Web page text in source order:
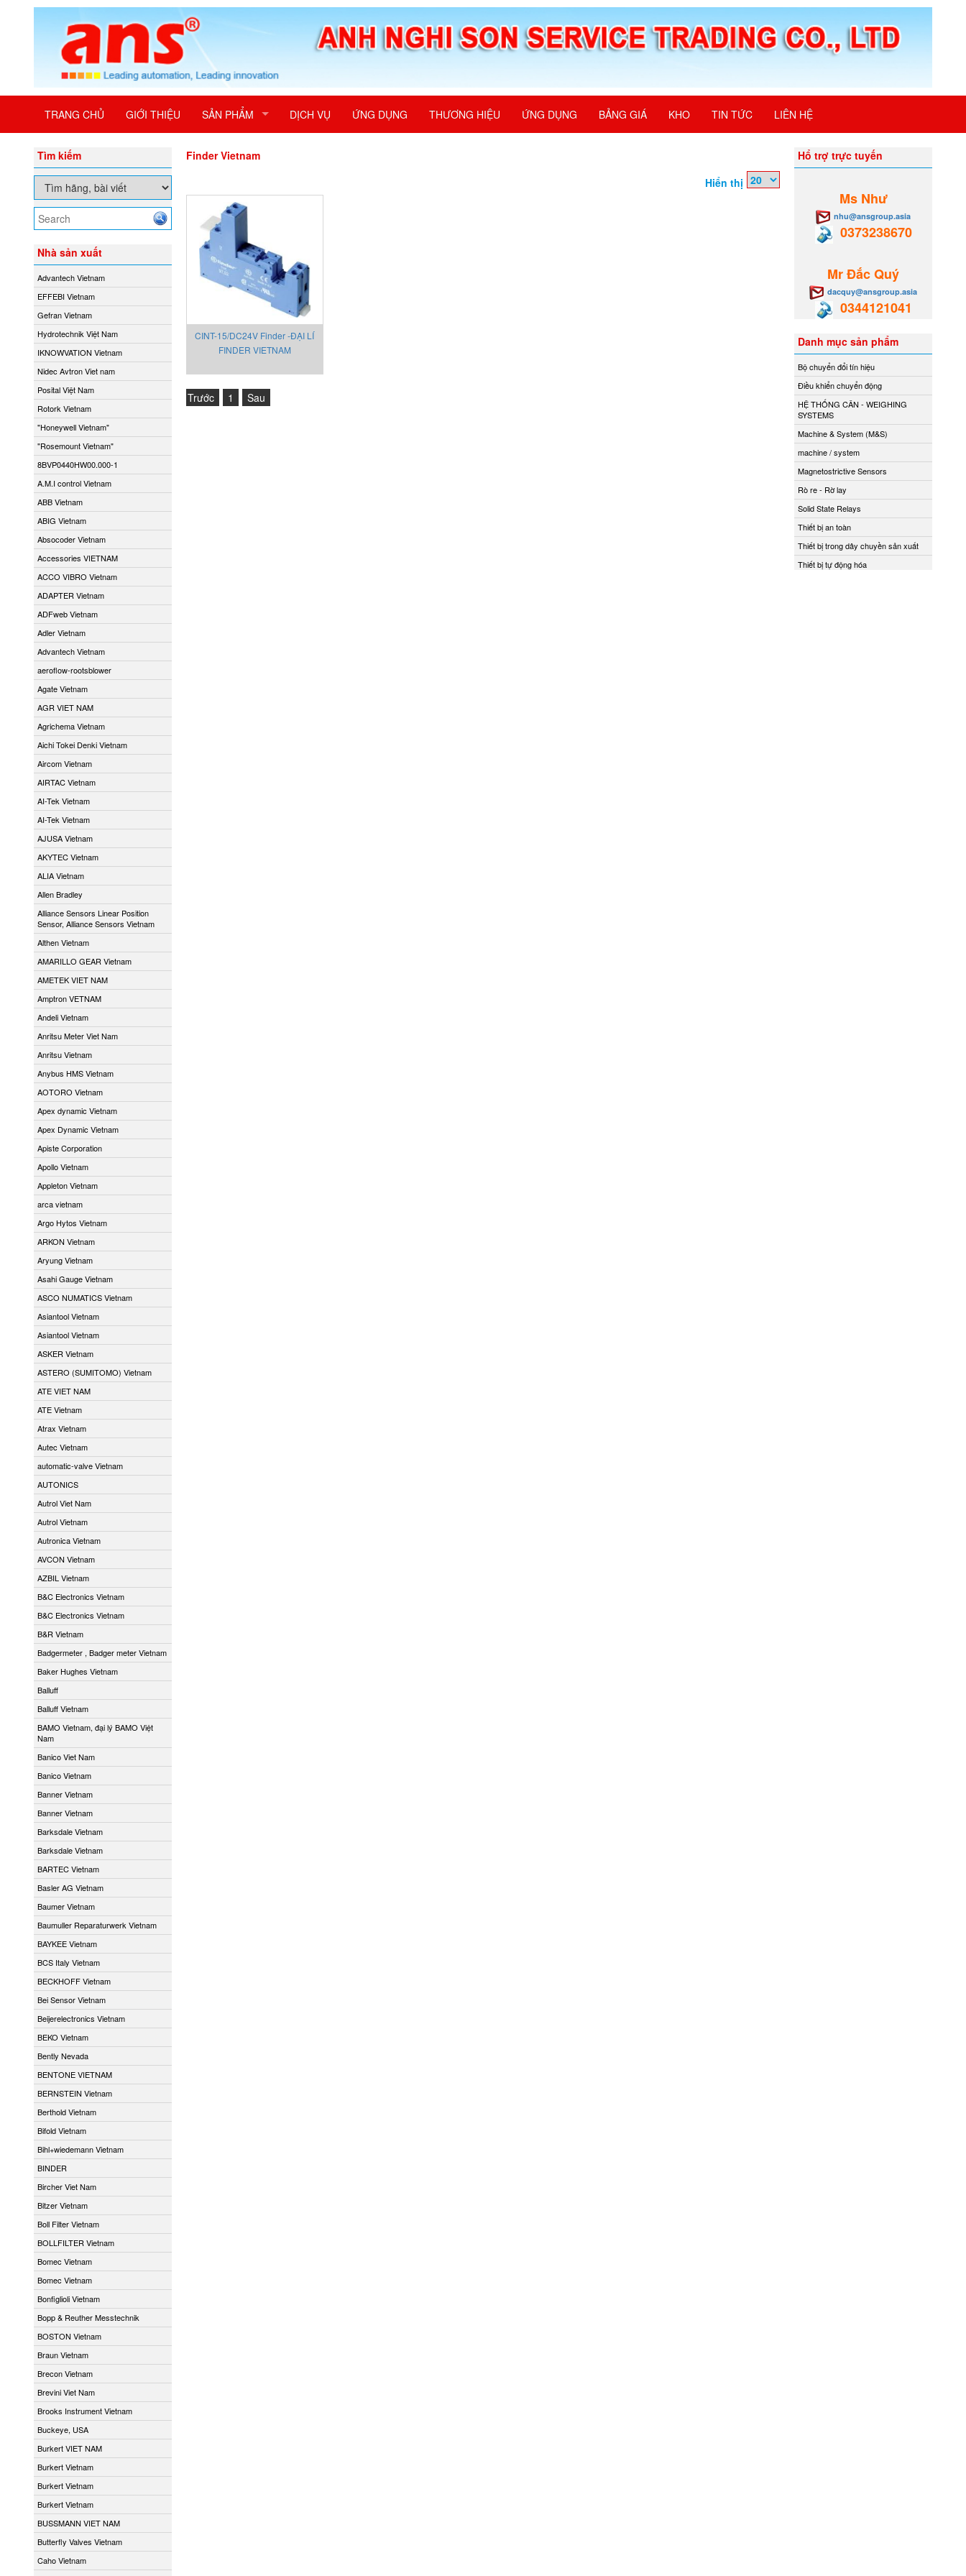
TRANG CHỦ GIỚI THIỆU SẢN PHẨM DỊCH VỤ ỨNG DỤNG THƯƠNG HIỆU ỨNG DỤNG BẢNG GIÁ KHO TIN TỨC LIÊN HỆ
Tìm kiếm
Nhà sản xuất
Advantech Vietnam
EFFEBI Vietnam
Gefran Vietnam
Hydrotechnik Việt Nam
IKNOWVATION Vietnam
Nidec Avtron Viet nam
Posital Việt Nam
Rotork Vietnam
"Honeywell Vietnam"
"Rosemount Vietnam"
8BVP0440HW00.000-1
A.M.I control Vietnam
ABB Vietnam
ABIG Vietnam
Absocoder Vietnam
Accessories VIETNAM
ACCO VIBRO Vietnam
ADAPTER Vietnam
ADFweb Vietnam
Adler Vietnam
Advantech Vietnam
aeroflow-rootsblower
Agate Vietnam
AGR VIET NAM
Agrichema Vietnam
Aichi Tokei Denki Vietnam
Aircom Vietnam
AIRTAC Vietnam
AI-Tek Vietnam
AI-Tek Vietnam
AJUSA Vietnam
AKYTEC Vietnam
ALIA Vietnam
Allen Bradley
Alliance Sensors Linear Position
Sensor, Alliance Sensors Vietnam
Althen Vietnam
AMARILLO GEAR Vietnam
AMETEK VIET NAM
Amptron VETNAM
Andeli Vietnam
Anritsu Meter Viet Nam
Anritsu Vietnam
Anybus HMS Vietnam
AOTORO Vietnam
Apex dynamic Vietnam
Apex Dynamic Vietnam
Apiste Corporation
Apollo Vietnam
Appleton Vietnam
arca vietnam
Argo Hytos Vietnam
ARKON Vietnam
Aryung Vietnam
Asahi Gauge Vietnam
ASCO NUMATICS Vietnam
Asiantool Vietnam
Asiantool Vietnam
ASKER Vietnam
ASTERO (SUMITOMO) Vietnam
ATE VIET NAM
ATE Vietnam
Atrax Vietnam
Autec Vietnam
automatic-valve Vietnam
AUTONICS
Autrol Viet Nam
Autrol Vietnam
Autronica Vietnam
AVCON Vietnam
AZBIL Vietnam
B&C Electronics Vietnam
B&C Electronics Vietnam
B&R Vietnam
Badgermeter , Badger meter Vietnam
Baker Hughes Vietnam
Balluff
Balluff Vietnam
BAMO Vietnam, đại lý BAMO Việt
Nam
Banico Viet Nam
Banico Vietnam
Banner Vietnam
Banner Vietnam
Barksdale Vietnam
Barksdale Vietnam
BARTEC Vietnam
Basler AG Vietnam
Baumer Vietnam
Baumuller Reparaturwerk Vietnam
BAYKEE Vietnam
BCS Italy Vietnam
BECKHOFF Vietnam
Bei Sensor Vietnam
Beijerelectronics Vietnam
BEKO Vietnam
Bently Nevada
BENTONE VIETNAM
BERNSTEIN Vietnam
Berthold Vietnam
Bifold Vietnam
Bihl+wiedemann Vietnam
BINDER
Bircher Viet Nam
Bitzer Vietnam
Boll Filter Vietnam
BOLLFILTER Vietnam
Bomec Vietnam
Bomec Vietnam
Bonfiglioli Vietnam
Bopp & Reuther Messtechnik
BOSTON Vietnam
Braun Vietnam
Brecon Vietnam
Brevini Viet Nam
Brooks Instrument Vietnam
Buckeye, USA
Burkert VIET NAM
Burkert Vietnam
Burkert Vietnam
Burkert Vietnam
BUSSMANN VIET NAM
Butterfly Valves Vietnam
Caho Vietnam
Finder Vietnam
Hiển thị
CINT-15/DC24V Finder -ĐẠI LÍ
FINDER VIETNAM
Trước 1 Sau
Hổ trợ trực tuyến
Ms Như
nhu@ansgroup.asia
0373238670
Mr Đắc Quý
dacquy@ansgroup.asia
0344121041
Danh mục sản phẩm
Bộ chuyển đổi tín hiệu
Điều khiển chuyển động
HỆ THỐNG CÂN - WEIGHING
SYSTEMS
Machine & System (M&S)
machine / system
Magnetostrictive Sensors
Rò re - Rờ lay
Solid State Relays
Thiết bị an toàn
Thiết bị trong dây chuyền sản xuất
Thiết bị tự động hóa